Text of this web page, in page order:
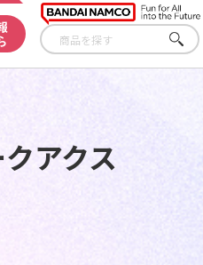
さが
す
アクス